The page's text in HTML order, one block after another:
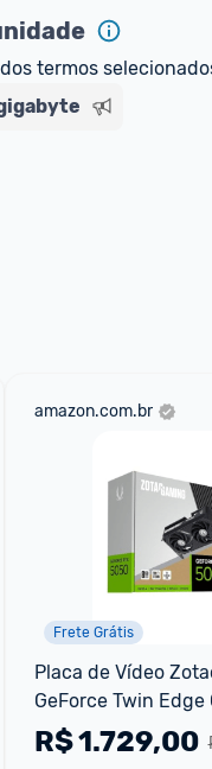
termos
amazon.com.br
Frete Grátis
Placa de Vídeo
GeForce Twin Edge
R$1.729,00